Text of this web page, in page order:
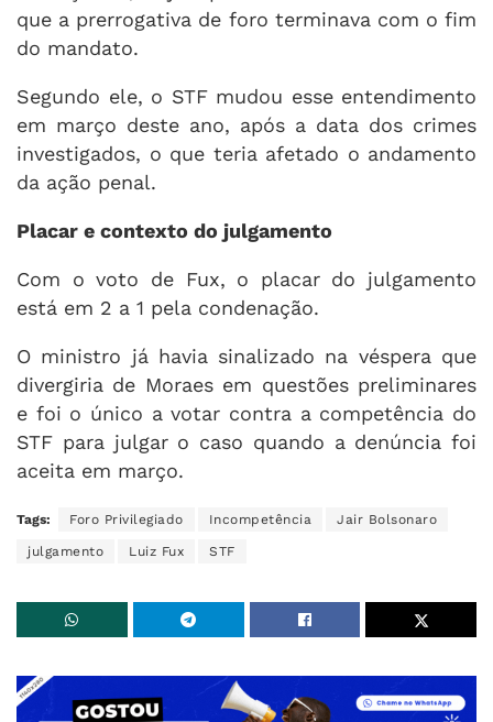
que a prerrogativa de foro terminava com o fim
do mandato.
Segundo ele, o STF mudou esse entendimento
em março deste ano, após a data dos crimes
investigados, o que teria afetado o andamento
da ação penal.
Placar e contexto do julgamento
Com o voto de Fux, o placar do julgamento
está em 2 a 1 pela condenação.
O ministro já havia sinalizado na véspera que
divergiria de Moraes em questões preliminares
e foi o único a votar contra a competência do
STF para julgar o caso quando a denúncia foi
aceita em março.
Tags: Foro Privilegiado Incompetência Jair Bolsonaro
julgamento Luiz Fux STF